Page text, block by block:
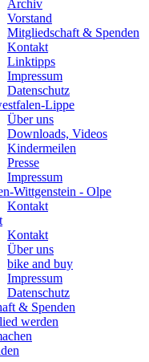
Archiv
Vorstand
Mitgliedschaft & Spenden
Kontakt
Linktipps
Impressum
Datenschutz
Lippe
Über uns
Downloads, Videos
Kindermeilen
Presse
Impressum
Wittgenstein - Olpe
Kontakt
Kontakt
Über uns
bike and buy
Impressum
Datenschutz
& Spenden
werden